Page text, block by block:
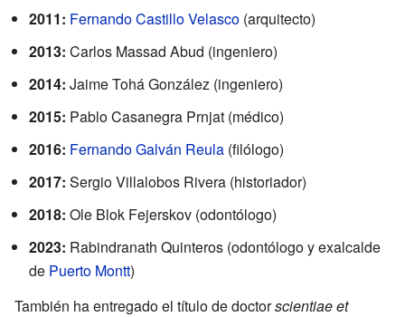
2011: Fernando Castillo Velasco (arquitecto)
2013: Carlos Massad Abud (ingeniero)
2014: Jaime Tohá González (ingeniero)
2015: Pablo Casanegra Prnjat (médico)
2016: Fernando Galván Reula (filólogo)
2017: Sergio Villalobos Rivera (historiador)
2018: Ole Blok Fejerskov (odontólogo)
2023: Rabindranath Quinteros (odontólogo y exalcalde
de Puerto Montt)
También ha entregado el título de doctorscientiae et